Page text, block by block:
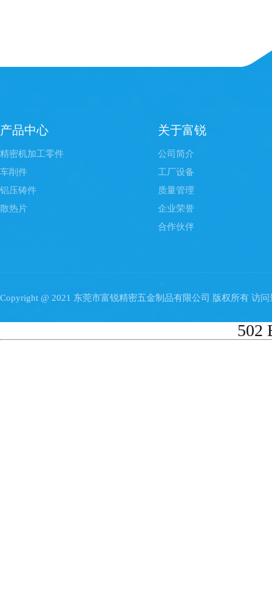
产品中心
精密机加工零件
车削件
铝压铸件
散热片
关于富锐
公司简介
工厂设备
质量管理
企业荣誉
合作伙伴
Copyright @ 2021 东莞市富锐精密五金制品有限公司 版权所有 访问
502